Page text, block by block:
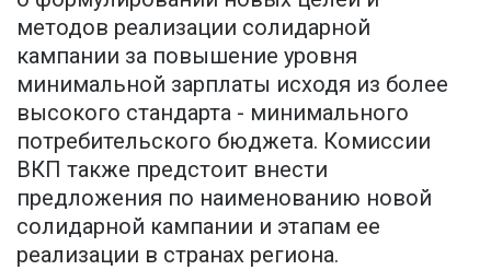
методов реализации солидарной
кампании за повышение уровня
минимальной зарплаты исходя из более
высокого стандарта - минимального
потребительского бюджета. Комиссии
ВКП также предстоит внести
предложения по наименованию новой
солидарной кампании и этапам ее
реализации в странах региона.